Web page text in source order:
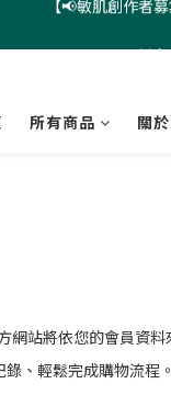
【📢敏肌創作者
新
所有商品 關
網站將依您的會員資
錄、輕鬆完成購物流程